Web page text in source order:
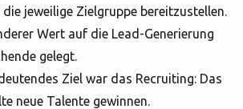
jeweilige Zielgruppe bereitzustellen.
Wert auf die Lead-Generierung
gelegt.
Ziel war das Recruiting: Das
neue Talente gewinnen.